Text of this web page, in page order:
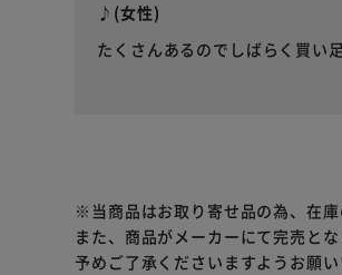
♪(女性)
たくさんあるのでしばらく買い
※当商品はお取り寄せ品の為、在
また、商品がメーカーにて完売と
予めご了承くださいますようお願い